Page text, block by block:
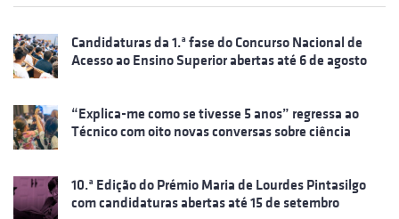
Candidaturas da 1.ª fase do Concurso Nacional de
Acesso ao Ensino Superior abertas até 6 de agosto
“Explica-me como se tivesse 5 anos” regressa ao
Técnico com oito novas conversas sobre ciência
10.ª Edição do Prémio Maria de Lourdes Pintasilgo
com candidaturas abertas até 15 de setembro